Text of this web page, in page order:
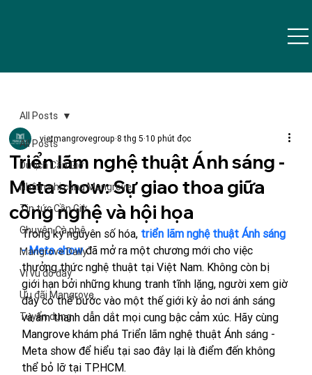
All Posts
Du lịch Cần Giờ
Nhâm nhi cùng Mangrove
Tin tức Cần Giờ
Chuyện Cà phê
Mangrove Daily
Vi vu đó đây
Ưu đãi Mangrove
Tuyển dụng
All Posts
Triển lãm nghệ thuật Ánh sáng -
Meta show: Sự giao thoa giữa
công nghệ và hội họa
vietmangrovegroup 8 thg 5 10 phút đọc
Trong kỷ nguyên số hóa, triển lãm nghệ thuật Ánh sáng
- Meta show đã mở ra một chương mới cho việc
thưởng thức nghệ thuật tại Việt Nam. Không còn bị
giới hạn bởi những khung tranh tĩnh lặng, người xem giờ
đây có thể bước vào một thế giới kỳ ảo nơi ánh sáng
và âm thanh dẫn dắt mọi cung bậc cảm xúc. Hãy cùng
Mangrove khám phá Triển lãm nghệ thuật Ánh sáng -
Meta show để hiểu tại sao đây lại là điểm đến không
thể bỏ lỡ tại TP.HCM.